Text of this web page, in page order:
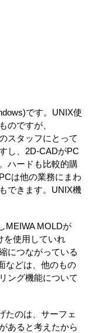
です。UNIX使
のですが、
スタッフにとって
し、2D-CADがPC
ハードも比較的購
は他の業務にまわ
できます。UNIX機
MEIWA MOLDが
を使用していれ
につながっている
などは、他のもの
ング機能について
たのは、サーフェ
あると考えたから